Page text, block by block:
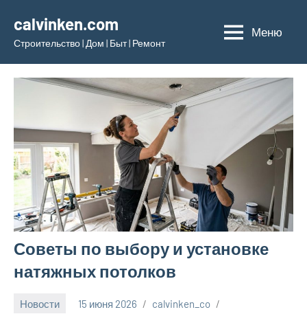
содержимому
calvinken.com
Строительство | Дом | Быт | Ремонт
Меню
Советы по выбору и установке
натяжных потолков
Новости 15 июня 2026 calvinken_co